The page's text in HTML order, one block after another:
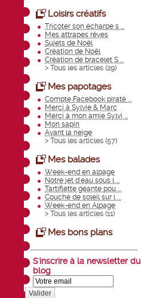
Loisirs créatifs
Tricoter son écharpe s ...
Mes attrapes rêves
Sujets de Noël
Création de Noël
Création de bracelet S ...
> Tous les articles (29)
Mes papotages
Compte Facebook piraté ...
Merci à Sylvie & Marc
Merci à mon amie Sylvi ...
Mon sapin
Avant la neige
> Tous les articles (57)
Mes balades
Week-end en alpage
Notre jet d'eau sous l ...
Tartiflette géante pou ...
Couché de soleil sur l ...
Week-end en Alpage
> Tous les articles (11)
Mes bons plans
S'inscrire à la newsletter du
blog
Valider